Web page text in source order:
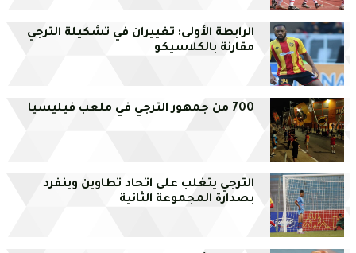
الرابطة الأولى: تغييران في تشكيلة الترجي
مقارنة بالكلاسيكو
700 من جمهور الترجي في ملعب فيليسيا
الترجي يتغلب على اتحاد تطاوين وينفرد
بصدارة المجموعة الثانية